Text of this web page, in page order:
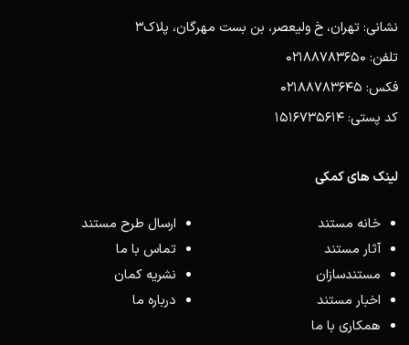
نشانی: تهران، خ ولیعصر، بن بست مهرگان، پلاک3
تلفن: 02188783650
فکس: 02188783645
کد پستی: 1516735614
لینک های کمکی
خانه مستند
آثار مستند
مستندسازان
اخبار مستند
همکاری با ما
ارسال طرح مستند
تماس با ما
نشریه کمان
درباره ما